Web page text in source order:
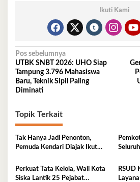
Ikuti Kami
Navigasi
pos
Pos sebelumnya
UTBK SNBT 2026: UHO Siap
Tampung 3.796 Mahasiswa
Baru, Teknik Sipil Paling
Diminati
Topik Terkait
Tak Hanya Jadi Penonton,
Pemuda Kendari Diajak Ikut
Perkuat Tata Kelola, Wali Kota
Siska Lantik 25 Pejabat
RSUD